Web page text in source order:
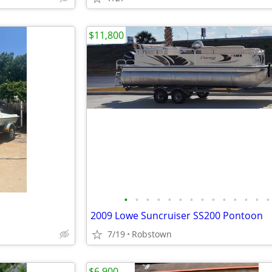
• • • • • • • • • • • • • •
2009 Lowe Suncruiser SS200 Pontoon
7/19 Robstown
$11,800